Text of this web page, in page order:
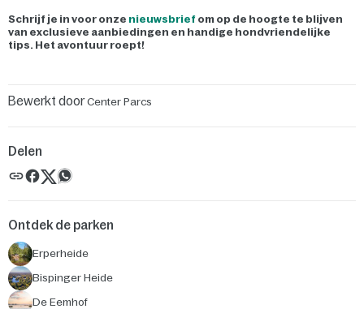
Schrijf je in voor onze nieuwsbrief om op de hoogte te blijven
van exclusieve aanbiedingen en handige hondvriendelijke
tips. Het avontuur roept!
Bewerkt doorCenter Parcs
Ontdek de parken
Erperheide
Bispinger Heide
De Eemhof
Delen